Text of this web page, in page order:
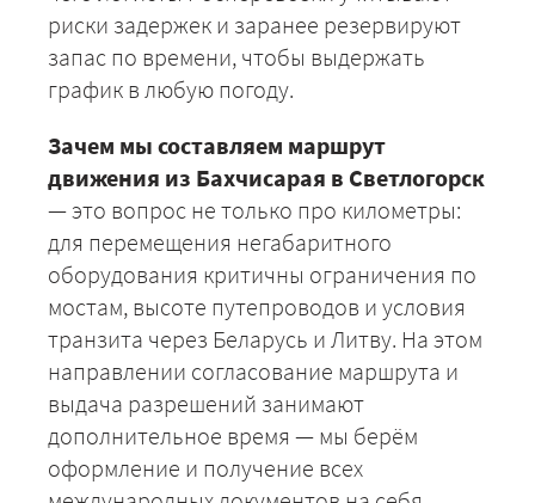
риски задержек и заранее резервируют
запас по времени, чтобы выдержать
график в любую погоду.
Зачем мы составляем маршрут
движения из Бахчисарая в Светлогорск
— это вопрос не только про километры:
для перемещения негабаритного
оборудования критичны ограничения по
мостам, высоте путепроводов и условия
транзита через Беларусь и Литву. На этом
направлении согласование маршрута и
выдача разрешений занимают
дополнительное время — мы берём
оформление и получение всех
+7 (499) 520-05-23